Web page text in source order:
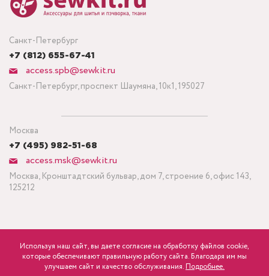
р. розница Минимальный заказ ткани от 3 метров
Санкт-Петербург
+7 (812) 655-67-41
access.spb@sewkit.ru
Санкт-Петербург, проспект Шаумяна, 10к1, 195027
Москва
+7 (495) 982-51-68
access.msk@sewkit.ru
Москва, Кронштадтский бульвар, дом 7, строение 6, офис 143,
125212
ПОДПИСАТЬСЯ НА НОВОСТИ
Используя наш сайт, вы даете согласие на обработку файлов cookie,
которые обеспечивают правильную работу сайта. Благодаря им мы
улучшаем сайт и качество обслуживания. Подробнее.